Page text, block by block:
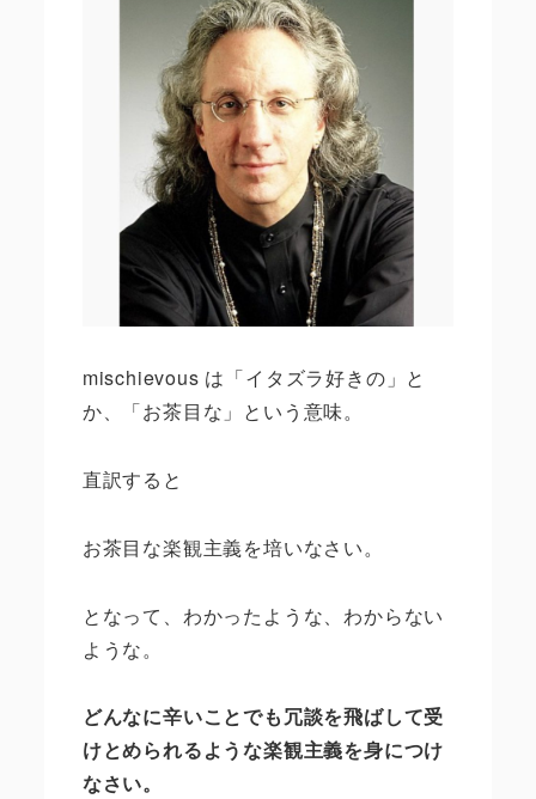
mischievous は「イタズラ好きの」と
か、「お茶目な」という意味。
直訳すると
お茶目な楽観主義を培いなさい。
となって、わかったような、わからない
ような。
どんなに辛いことでも冗談を飛ばして受
けとめられるような楽観主義を身につけ
なさい。